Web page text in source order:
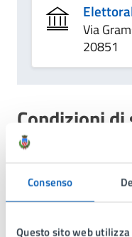
Consenso
Questo sito web utilizza
Via
20851
Condizioni
Per conoscere i
condizioni di